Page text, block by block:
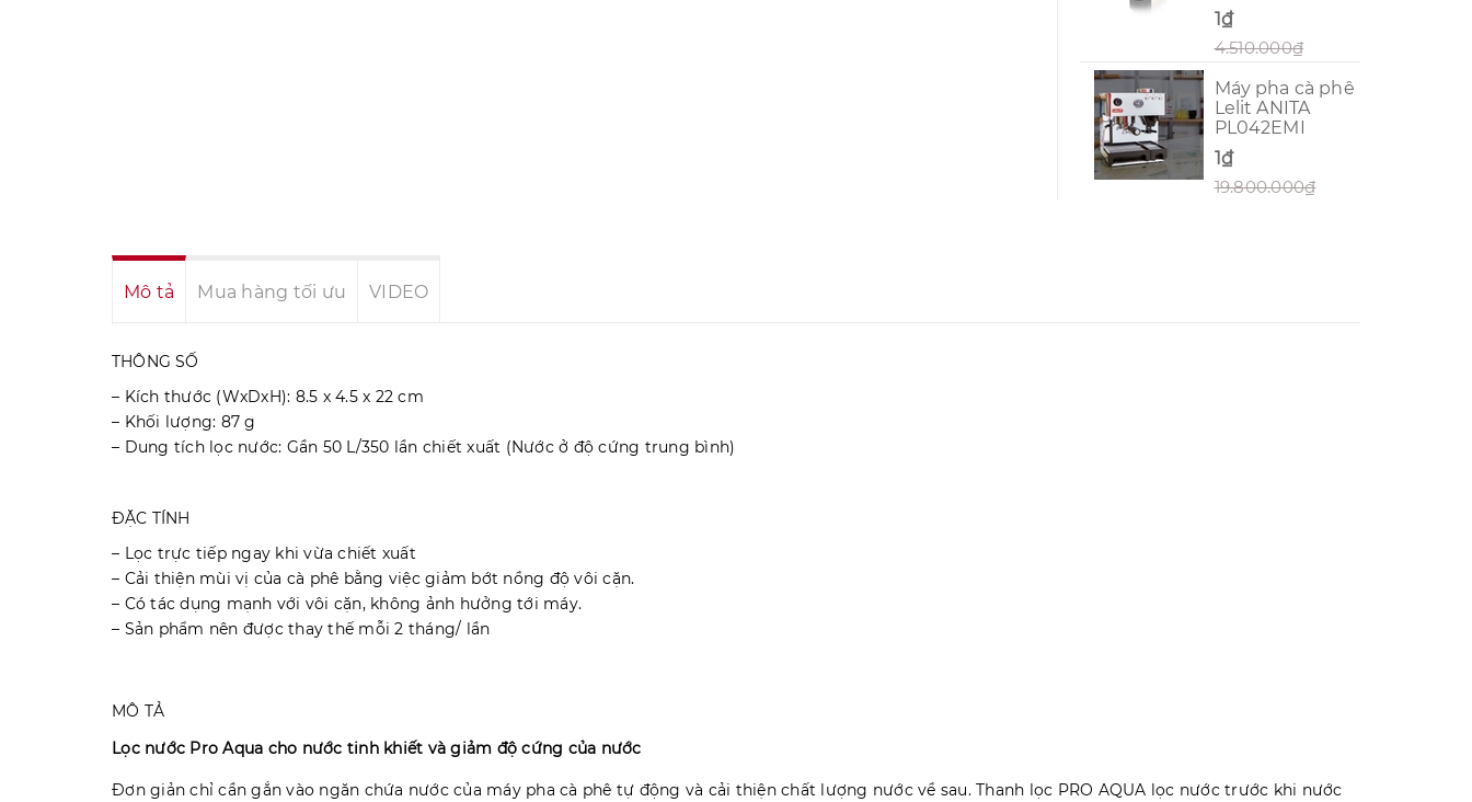
1₫
4.510.000₫
Máy pha cà phê
Lelit ANITA
PL042EMI
1₫
19.800.000₫
Mô tả Mua hàng tối ưu VIDEO
THÔNG SỐ
– Kích thước (WxDxH): 8.5 x 4.5 x 22 cm
– Khối lượng: 87 g
– Dung tích lọc nước: Gần 50 L/350 lần chiết xuất (Nước ở độ cứng trung bình)
ĐẶC TÍNH
– Lọc trực tiếp ngay khi vừa chiết xuất
– Cải thiện mùi vị của cà phê bằng việc giảm bớt nồng độ vôi cặn.
– Có tác dụng mạnh với vôi cặn, không ảnh hưởng tới máy.
– Sản phẩm nên được thay thế mỗi 2 tháng/ lần
MÔ TẢ
Lọc nước Pro Aqua cho nước tinh khiết và giảm độ cứng của nước
Đơn giản chỉ cần gắn vào ngăn chứa nước của máy pha cà phê tự động và cải thiện chất lượng nước về sau. Thanh lọc PRO AQUA lọc nước trước khi nước